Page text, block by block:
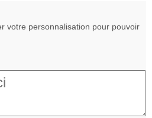
votre personnalisation pour pouvoir